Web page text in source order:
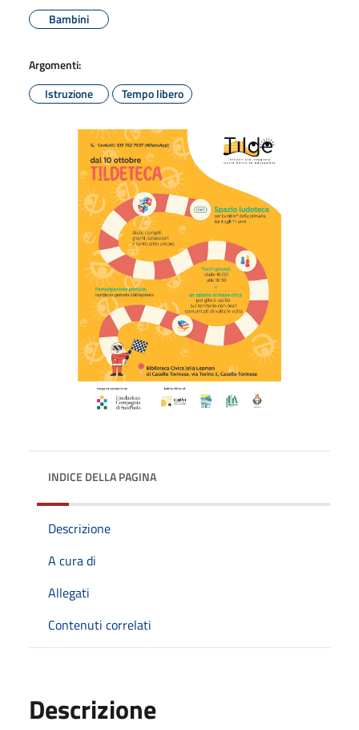
Bambini
Argomenti:
Istruzione
Tempo libero
INDICE DELLA PAGINA
Descrizione
A cura di
Allegati
Contenuti correlati
Descrizione